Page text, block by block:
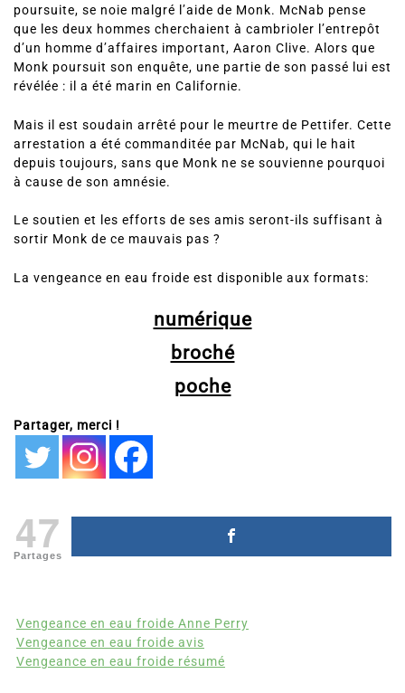
poursuite, se noie malgré l’aide de Monk. McNab pense
que les deux hommes cherchaient à cambrioler l’entrepôt
d’un homme d’affaires important, Aaron Clive. Alors que
Monk poursuit son enquête, une partie de son passé lui est
révélée : il a été marin en Californie.
Mais il est soudain arrêté pour le meurtre de Pettifer. Cette
arrestation a été commanditée par McNab, qui le hait
depuis toujours, sans que Monk ne se souvienne pourquoi
à cause de son amnésie.
Le soutien et les efforts de ses amis seront-ils suffisant à
sortir Monk de ce mauvais pas ?
La vengeance en eau froide est disponible aux formats:
numérique
broché
poche
Partager, merci !
47
Partages
Vengeance en eau froide Anne Perry
Vengeance en eau froide avis
Vengeance en eau froide résumé